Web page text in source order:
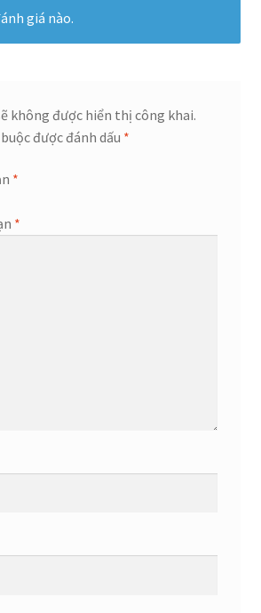
giá nào.
không được hiển thị công khai.
được đánh dấu *
*
*